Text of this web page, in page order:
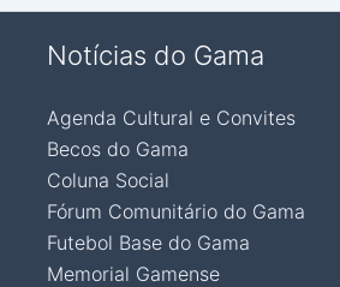
Notícias do Gama
Agenda Cultural e Convites
Becos do Gama
Coluna Social
Fórum Comunitário do Gama
Futebol Base do Gama
Memorial Gamense